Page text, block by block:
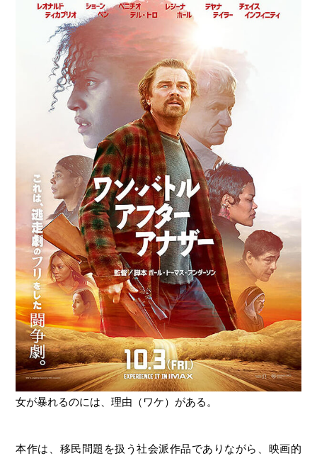
女が暴れるのには、理由（ワケ）がある。
本作は、移民問題を扱う社会派作品でありながら、映画的